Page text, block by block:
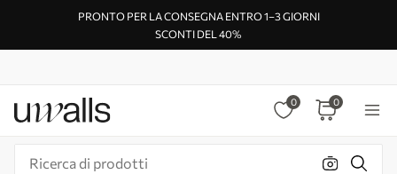
PRONTO PER LA CONSEGNA ENTRO 1–3 GIORNI
SCONTI DEL 40%
0 0